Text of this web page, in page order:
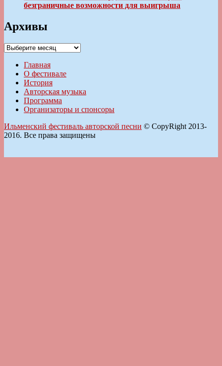
безграничные возможности для выигрыша
Архивы
Архивы
Главная
О фестивале
История
Авторская музыка
Программа
Организаторы и спонсоры
Ильменский фестиваль авторской песни © CopyRight 2013-
2016. Все права защищены